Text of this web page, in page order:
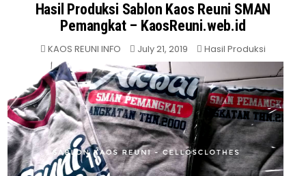
Hasil Produksi Sablon Kaos Reuni SMAN
Pemangkat – KaosReuni.web.id
KAOS REUNI INFO July 21, 2019 Posted
Hasil Produksi